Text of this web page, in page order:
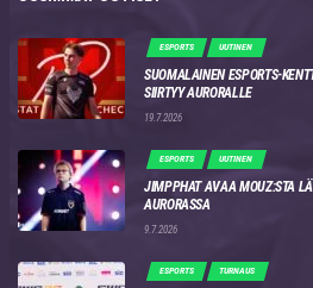
ESPORTS UUTINEN
SUOMALAINEN ESPORTS-
SIIRTYY AURORALLE
19.7.2026
ESPORTS UUTINEN
JIMPPHAT AVAA MOUZ:STA
AURORASSA
9.7.2026
ESPORTS TURNAUS